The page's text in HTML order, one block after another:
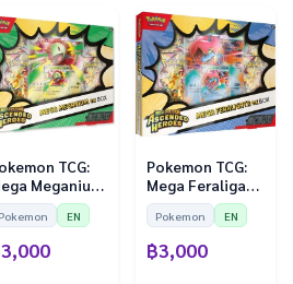
TCG:
Meganium
Box —
Pokemon EN
Pokemon TCG:
Mega Feraligatr
ex Box —
Ascended
Heroes
Pokemon EN
฿3,000